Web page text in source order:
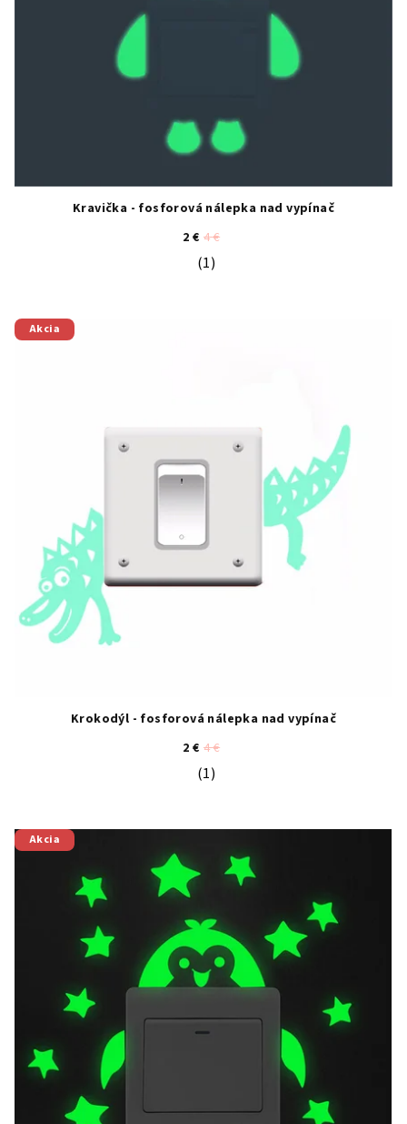
Kravička - fosforová nálepka nad vypínač
2 € 4 €
Priemerné hodnotenie produktu
(1)
Akcia
Krokodýl - fosforová nálepka nad vypínač
2 € 4 €
Priemerné hodnotenie produktu
(1)
Akcia